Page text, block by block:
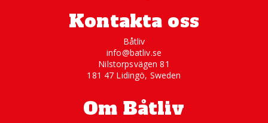
Kontakta oss
Båtliv
info@batliv.se
Nilstorpsvägen 81
181 47 Lidingö, Sweden
Om Båtliv